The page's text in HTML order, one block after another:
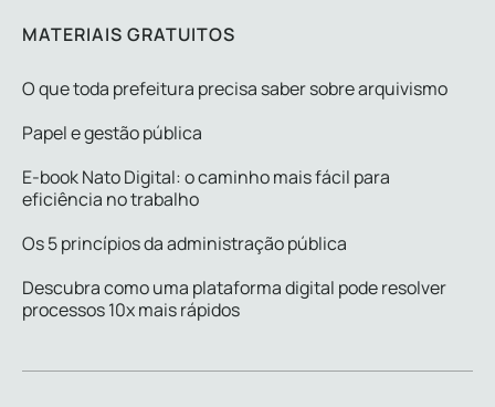
MATERIAIS GRATUITOS
O que toda prefeitura precisa saber sobre arquivismo
Papel e gestão pública
E-book Nato Digital: o caminho mais fácil para
eficiência no trabalho
Os 5 princípios da administração pública
Descubra como uma plataforma digital pode resolver
processos 10x mais rápidos